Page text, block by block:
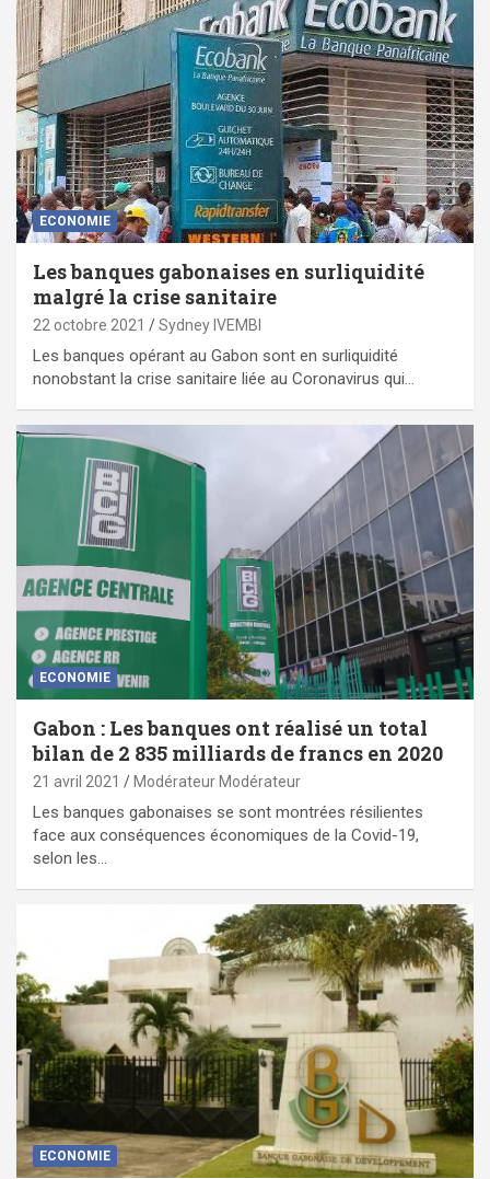
ECONOMIE
Les banques gabonaises en surliquidité
malgré la crise sanitaire
22 octobre 2021 Sydney IVEMBI
Les banques opérant au Gabon sont en surliquidité
nonobstant la crise sanitaire liée au Coronavirus qui…
ECONOMIE
Gabon : Les banques ont réalisé un total
bilan de 2 835 milliards de francs en 2020
21 avril 2021 Modérateur Modérateur
Les banques gabonaises se sont montrées résilientes
face aux conséquences économiques de la Covid-19,
selon les…
ECONOMIE